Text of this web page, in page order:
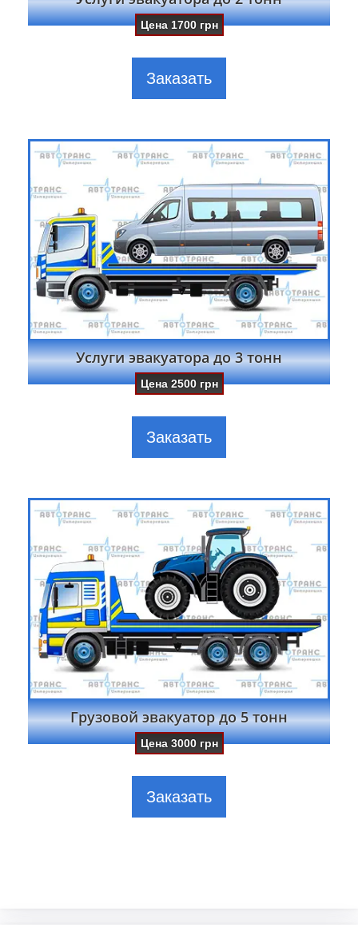
Цена1700 грн
Заказать
Услуги эвакуатора до 3 тонн
Цена2500 грн
Заказать
Грузовой эвакуатор до 5 тонн
Цена3000 грн
Заказать